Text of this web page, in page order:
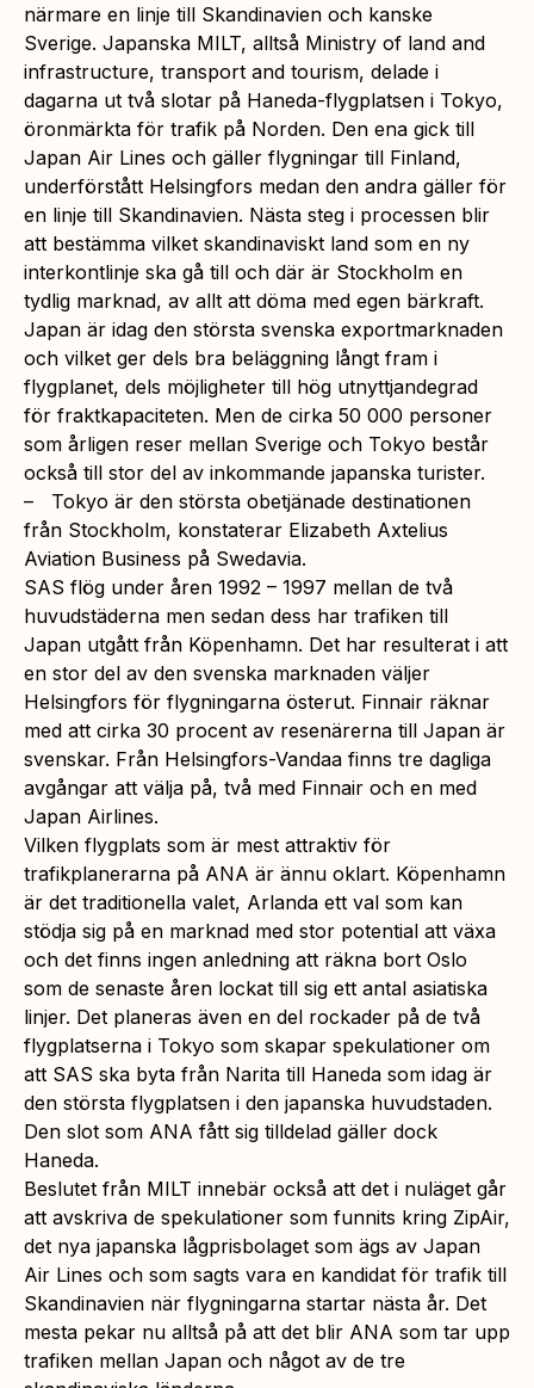
närmare en linje till Skandinavien och kanske
Sverige. Japanska MILT, alltså Ministry of land and
infrastructure, transport and tourism, delade i
dagarna ut två slotar på Haneda-flygplatsen i Tokyo,
öronmärkta för trafik på Norden. Den ena gick till
Japan Air Lines och gäller flygningar till Finland,
underförstått Helsingfors medan den andra gäller för
en linje till Skandinavien. Nästa steg i processen blir
att bestämma vilket skandinaviskt land som en ny
interkontlinje ska gå till och där är Stockholm en
tydlig marknad, av allt att döma med egen bärkraft.
Japan är idag den största svenska exportmarknaden
och vilket ger dels bra beläggning långt fram i
flygplanet, dels möjligheter till hög utnyttjandegrad
för fraktkapaciteten. Men de cirka 50 000 personer
som årligen reser mellan Sverige och Tokyo består
också till stor del av inkommande japanska turister.
– Tokyo är den största obetjänade destinationen
från Stockholm, konstaterar Elizabeth Axtelius
Aviation Business på Swedavia.
SAS flög under åren 1992 – 1997 mellan de två
huvudstäderna men sedan dess har trafiken till
Japan utgått från Köpenhamn. Det har resulterat i att
en stor del av den svenska marknaden väljer
Helsingfors för flygningarna österut. Finnair räknar
med att cirka 30 procent av resenärerna till Japan är
svenskar. Från Helsingfors-Vandaa finns tre dagliga
avgångar att välja på, två med Finnair och en med
Japan Airlines.
Vilken flygplats som är mest attraktiv för
trafikplanerarna på ANA är ännu oklart. Köpenhamn
är det traditionella valet, Arlanda ett val som kan
stödja sig på en marknad med stor potential att växa
och det finns ingen anledning att räkna bort Oslo
som de senaste åren lockat till sig ett antal asiatiska
linjer. Det planeras även en del rockader på de två
flygplatserna i Tokyo som skapar spekulationer om
att SAS ska byta från Narita till Haneda som idag är
den största flygplatsen i den japanska huvudstaden.
Den slot som ANA fått sig tilldelad gäller dock
Haneda.
Beslutet från MILT innebär också att det i nuläget går
att avskriva de spekulationer som funnits kring ZipAir,
det nya japanska lågprisbolaget som ägs av Japan
Air Lines och som sagts vara en kandidat för trafik till
Skandinavien när flygningarna startar nästa år. Det
mesta pekar nu alltså på att det blir ANA som tar upp
trafiken mellan Japan och något av de tre